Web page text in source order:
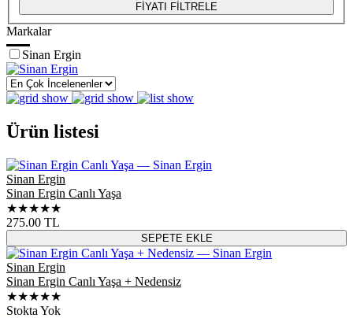
FİYATI FİLTRELE
Markalar
Sinan Ergin
Ürün listesi
Sinan Ergin
Sinan Ergin Canlı Yaşa
★★★★★
275.00 TL
SEPETE EKLE
Sinan Ergin
Sinan Ergin Canlı Yaşa + Nedensiz
★★★★★
Stokta Yok